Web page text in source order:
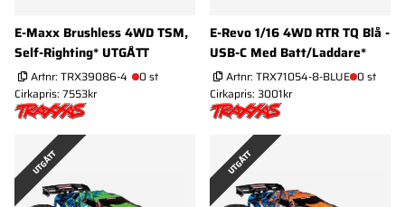
E-Maxx Brushless 4WD TSM,
Self-Righting* UTGÅTT
Artnr: TRX39086-4
0 st
Cirkapris: 7553kr
E-Revo 1/16 4WD RTR TQ Blå -
USB-C Med Batt/Laddare*
Artnr: TRX71054-8-BLUE 0 st
Cirkapris: 3001kr
UTGÅTT UTGÅTT